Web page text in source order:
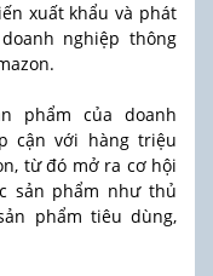
xuất khẩu và phát
nghiệp thông
phẩm của doanh
cận với hàng triệu
từ đó mở ra cơ hội
sản phẩm như thủ
phẩm tiêu dùng,